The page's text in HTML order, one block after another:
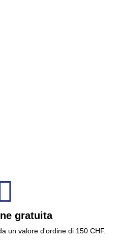
gratuita
un valore d'ordine di 150 CHF.